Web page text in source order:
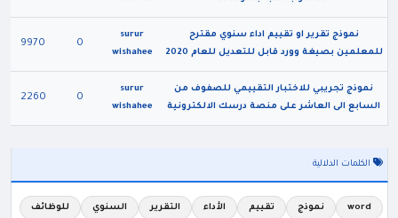
نموذج تقرير او تقييم اداء سنوي مقترح
للمعلمين بصيغة وورد قابل للتعديل للعام 2020
surur
wishahee
0
9970
نموذج تجريبي للاختبار التقييمي للصفوف من
السابع الى العاشر على منصة درسك الالكترونية
surur
wishahee
0
2260
الكلمات الدلالية
word نموذج تقييم الأداء التقرير السنوي للوظائف